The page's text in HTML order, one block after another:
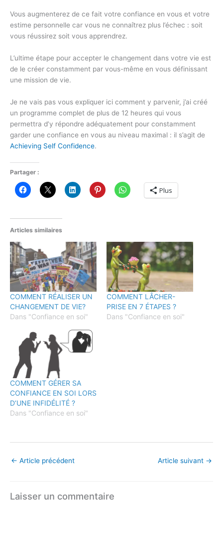
Vous augmenterez de ce fait votre confiance en vous et votre
estime personnelle car vous ne connaîtrez plus l’échec : soit
vous réussirez soit vous apprendrez.
L’ultime étape pour accepter le changement dans votre vie est
de le créer constamment par vous-même en vous définissant
une mission de vie.
Je ne vais pas vous expliquer ici comment y parvenir, j’ai créé
un programme complet de plus de 12 heures qui vous
permettra d’y répondre adéquatement pour constamment
garder une confiance en vous au niveau maximal : il s’agit de
Achieving Self Confidence.
Partager :
Plus
Articles similaires
COMMENT RÉALISER UN
CHANGEMENT DE VIE?
Dans "Confiance en soi"
COMMENT LÂCHER-
PRISE EN 7 ÉTAPES ?
Dans "Confiance en soi"
COMMENT GÉRER SA
CONFIANCE EN SOI LORS
D’UNE INFIDÉLITÉ ?
Dans "Confiance en soi"
← Article précédent Article suivant →
Laisser un commentaire